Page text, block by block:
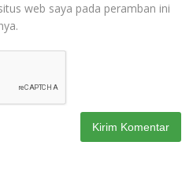
web saya pada peramban ini